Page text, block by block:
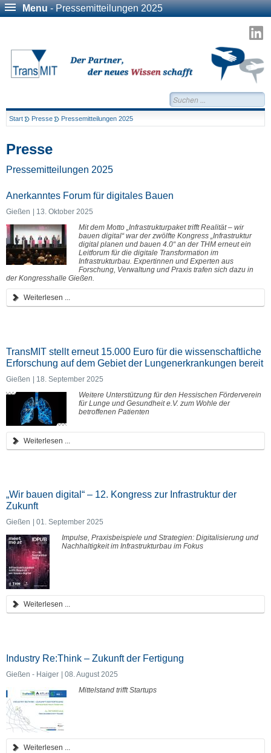
Menu- Pressemitteilungen 2025
Suchen...
Start Presse Pressemitteilungen 2025
Presse
Pressemitteilungen 2025
Anerkanntes Forum für digitales Bauen
Gießen
13. Oktober 2025
Mit dem Motto „Infrastrukturpaket trifft Realität – wir
bauen digital“ war der zwölfte Kongress „Infrastruktur
digital planen und bauen 4.0“ an der THM erneut ein
Leitforum für die digitale Transformation im
Infrastrukturbau. Expertinnen und Experten aus
Forschung, Verwaltung und Praxis trafen sich dazu in
der Kongresshalle Gießen.
Weiterlesen ...
TransMIT stellt erneut 15.000 Euro für die wissenschaftliche
Erforschung auf dem Gebiet der Lungenerkrankungen bereit
Gießen
18. September 2025
Weitere Unterstützung für den Hessischen Förderverein
für Lunge und Gesundheit e.V. zum Wohle der
betroffenen Patienten
Weiterlesen ...
„Wir bauen digital“ – 12. Kongress zur Infrastruktur der
Zukunft
Gießen
01. September 2025
Impulse, Praxisbeispiele und Strategien: Digitalisierung und
Nachhaltigkeit im Infrastrukturbau im Fokus
Weiterlesen ...
Industry Re:Think – Zukunft der Fertigung
Gießen - Haiger
08. August 2025
Mittelstand trifft Startups
Weiterlesen ...